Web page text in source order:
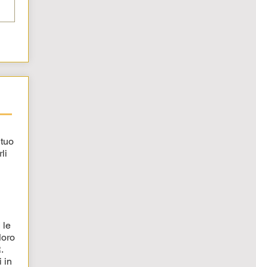
le
in